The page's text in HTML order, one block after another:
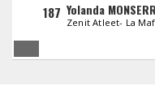
187 Yolanda
Zenit Atleet- La